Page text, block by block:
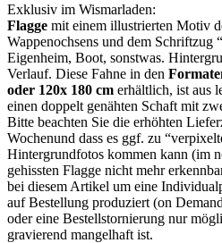
Exklusiv im Wismarladen:
Flagge mit einem illustrierten Motiv
Wappenochsens und dem Schriftzug
Eigenheim, Boot, sonstwas.
Verlauf. Diese Fahne in den
oder 120x 180 cm erhältlich, ist aus
einen doppelt genähten Schaft mit
Bitte beachten Sie die erhöhten
Wochenund dass es ggf. zu
Hintergrundfotos kommen kann (im
gehissten Flagge nicht mehr
bei diesem Artikel um eine
auf Bestellung produziert (on
oder eine Bestellstornierung nur
gravierend mangelhaft ist.